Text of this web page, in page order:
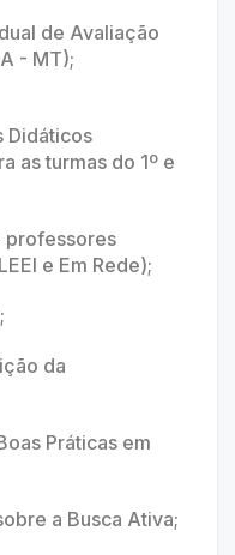
de Avaliação
- MT);
Didáticos
as turmas do 1º e
professores
e Em Rede);
da
Práticas em
a Busca Ativa;